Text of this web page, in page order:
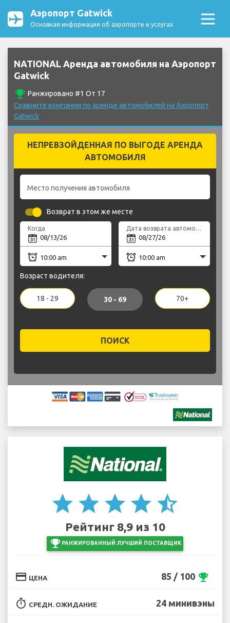
Аэропорт Gatwick
Основная информация об аэропорте и услугах
NATIONAL Аренда автомобиля на Аэропорт
Gatwick
emoji_events Ранжировано #1 От 17
Сравните компании по аренде автомобилей на Аэропорт
Gatwick
НЕПРЕВЗОЙДЕННАЯ ПО ВЫГОДЕ АРЕНДА
АВТОМОБИЛЯ
Место получения автомобиля
Возврат в этом же месте
Когда Дата возврата автомобиля
Возраст водителя:
18 - 29 30 - 69 70+
ПОИСК
star star star star star_half
Рейтинг 8,9 из 10
emoji_events РАНЖИРОВАННЫЙ ЛУЧШИЙ ПОСТАВЩИК
credit_card ЦЕНА 85 / 100 emoji_events
timer СРЕДН. ОЖИДАНИЕ 24 минивэны